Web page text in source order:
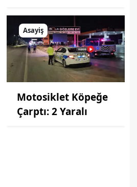
Asayiş
Motosiklet Köpeğe
Çarptı: 2 Yaralı